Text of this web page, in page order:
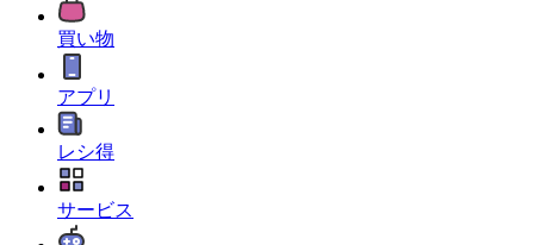
買い物
アプリ
レシ得
サービス